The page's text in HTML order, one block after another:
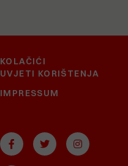
KOLAČIĆI
UVJETI KORIŠTENJA
IMPRESSUM